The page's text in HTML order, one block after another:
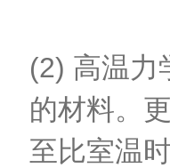
(2) 高温力
的材料。
至比室温